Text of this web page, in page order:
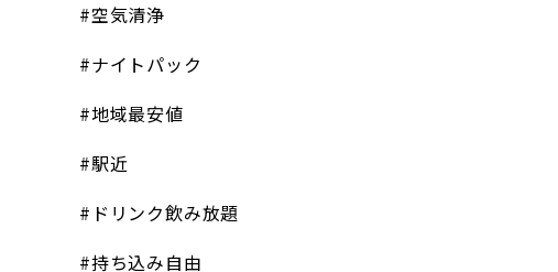
#空気清浄
#ナイトパック
#地域最安値
#駅近
#ドリンク飲み放題
#持ち込み自由